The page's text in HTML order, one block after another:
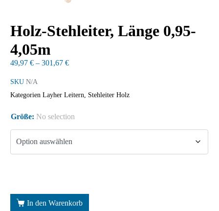
Holz-Stehleiter, Länge 0,95-
4,05m
49,97 € – 301,67 €
SKU N/A
Kategorien Layher Leitern Stehleiter Holz
Größe: No selection
In den Warenkorb